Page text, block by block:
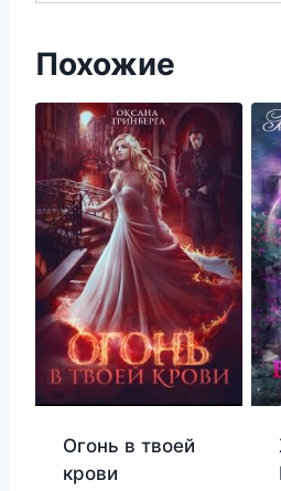
Похожие
Огонь в твоей
крови